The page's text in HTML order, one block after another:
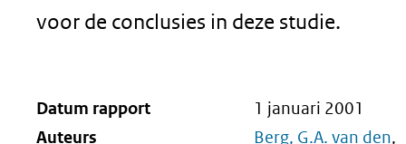
voor de conclusies in deze studie.
Datum rapport
1 januari 2001
Auteurs
Berg, G.A. van den,